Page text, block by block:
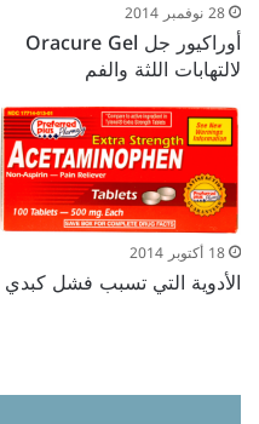
28 نوفمبر 2014
أوراكيور جل Oracure Gel
لالتهابات اللثة والفم
18 أكتوبر 2014
الأدوية التي تسبب فشل كبدي